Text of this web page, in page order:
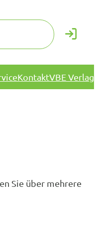
KontaktVBE Verlag
Sie über mehrere